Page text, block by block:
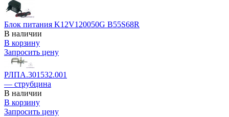
Блок питания K12V120050G B55S68R
В наличии
В корзину
Запросить цену
РЛПА.301532.001
— струбцина
В наличии
В корзину
Запросить цену